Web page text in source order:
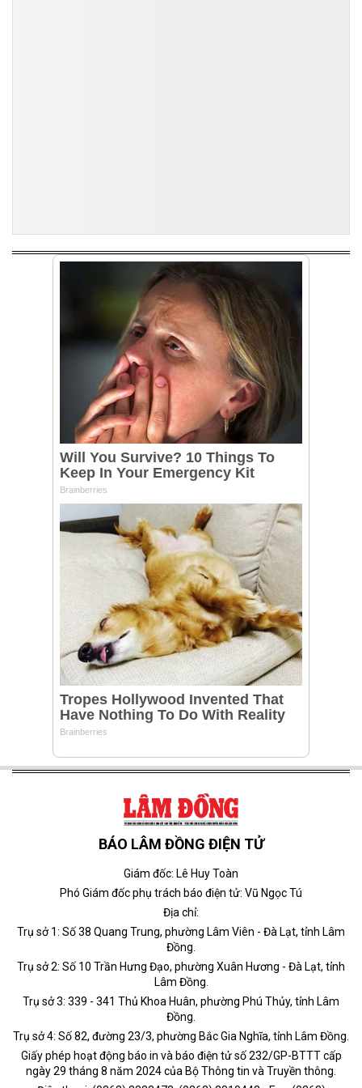
BÁO LÂM ĐỒNG ĐIỆN TỬ
Giám đốc: Lê Huy Toàn
Phó Giám đốc phụ trách báo điện tử: Vũ Ngọc Tú
Địa chỉ:
Trụ sở 1: Số 38 Quang Trung, phường Lâm Viên - Đà Lạt, tỉnh Lâm
Đồng.
Trụ sở 2: Số 10 Trần Hưng Đạo, phường Xuân Hương - Đà Lạt, tỉnh
Lâm Đồng.
Trụ sở 3: 339 - 341 Thủ Khoa Huân, phường Phú Thủy, tỉnh Lâm
Đồng.
Trụ sở 4: Số 82, đường 23/3, phường Bắc Gia Nghĩa, tỉnh Lâm Đồng.
Giấy phép hoạt động báo in và báo điện tử số 232/GP-BTTT cấp
ngày 29 tháng 8 năm 2024 của Bộ Thông tin và Truyền thông.